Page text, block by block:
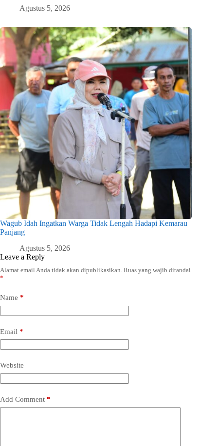
Agustus 5, 2026
Wagub Idah Ingatkan Warga Tidak Lengah Hadapi Kemarau
Panjang
Agustus 5, 2026
Leave a Reply
Alamat email Anda tidak akan dipublikasikan. Ruas yang wajib ditandai
*
Name *
Email *
Website
Add Comment *